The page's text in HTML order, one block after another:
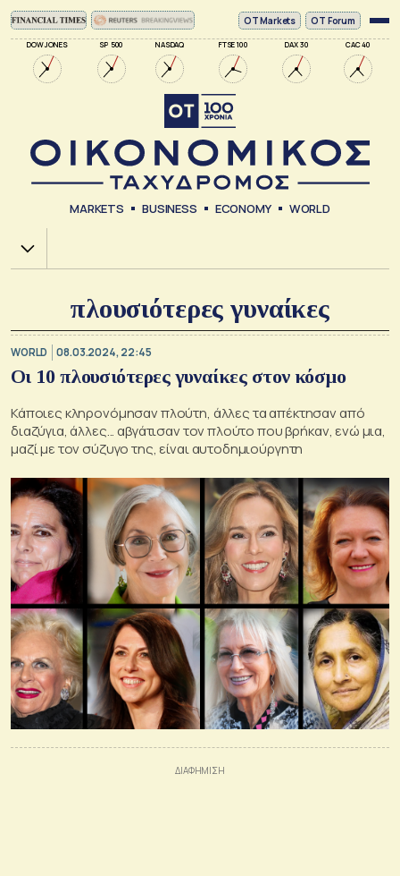
DOW JONES SP 500 NASDAQ FTSE 100 DAX 30 CAC 40
ΟΤ Markets OT Forum
MARKETS BUSINESS ECONOMY WORLD
Χ.Α.
πλουσιότερες γυναίκες
WORLD 08.03.2024, 22:45
Οι 10 πλουσιότερες γυναίκες στον κόσμο
Κάποιες κληρονόμησαν πλούτη, άλλες τα απέκτησαν από
διαζύγια, άλλες... αβγάτισαν τον πλούτο που βρήκαν, ενώ μια,
μαζί με τον σύζυγο της, είναι αυτοδημιούργητη